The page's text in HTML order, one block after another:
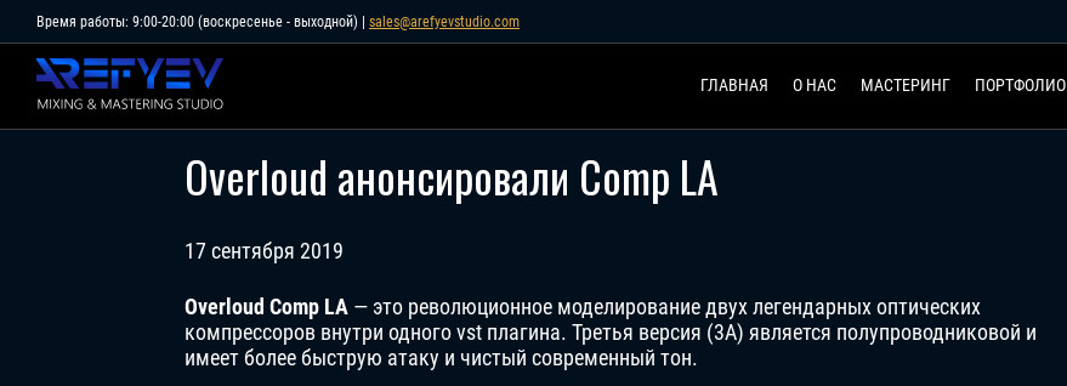
to
content
Время работы: 9:00-20:00 (воскресенье - выходной) | sales@arefyevstudio.com
ГЛАВНАЯ О НАС МАСТЕРИНГ ПОРТФОЛИО
Overloud анонсировали Comp LA
17 сентября 2019
Overloud Comp LA — это революционное моделирование двух легендарных оптических
компрессоров внутри одного vst плагина. Третья версия (3A) является полупроводниковой и
имеет более быструю атаку и чистый современный тон.